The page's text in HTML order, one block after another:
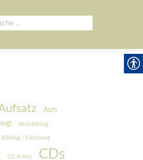
Aufs
Ausbildung
Bildung / Forschung
CD-ROMs CDs